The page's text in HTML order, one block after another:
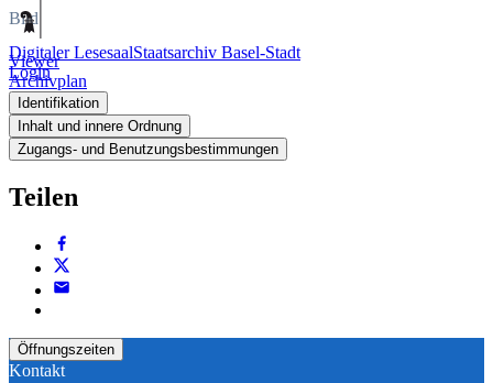
Digitaler LesesaalStaatsarchiv Basel-Stadt
Login
Bild
Viewer
Archivplan
Identifikation
Inhalt und innere Ordnung
Zugangs- und Benutzungsbestimmungen
Teilen
Öffnungszeiten
Kontakt